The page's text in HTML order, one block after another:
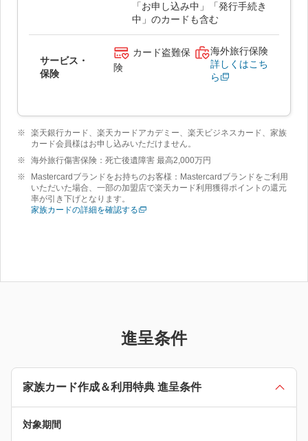
「お申し込み中」「発行手続き
中」のカードも含む
サービス・
保険
カード盗難保
険
海外旅行保険
詳しくはこち
ら
楽天銀行カード、楽天カードアカデミー、楽天ビジネスカード、家族
カード会員様はお申し込みいただけません。
海外旅行傷害保険：死亡後遺障害 最高2,000万円
Mastercardブランドをお持ちのお客様：Mastercardブランドをご利用
いただいた場合、一部の加盟店で楽天カード利用獲得ポイントの還元
率が引き下げとなります。
家族カードの詳細を確認する
進呈条件
家族カード作成＆利用特典 進呈条件
対象期間